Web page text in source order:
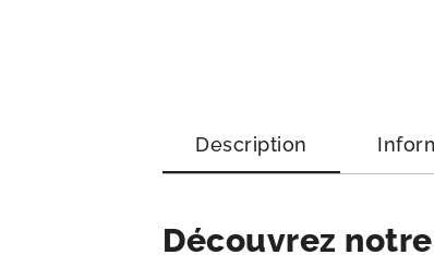
Description
Découvrez